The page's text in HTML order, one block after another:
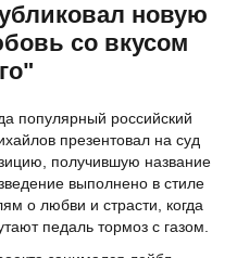
новую
со вкусом
популярный российский
презентовал на суд
получившую название
выполнено в стиле
о любви и страсти, когда
педаль тормоз с газом.